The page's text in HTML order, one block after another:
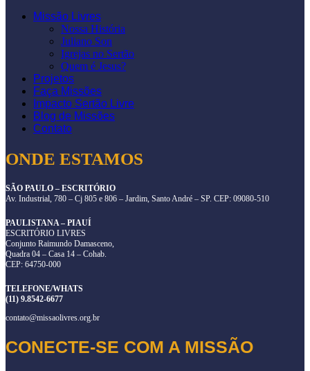
Missão Livres
Nossa História
Juliano Son
Igrejas no Sertão
Quem é Jesus?
Projetos
Faça Missões
Impacto Sertão Livre
Blog de Missões
Contato
ONDE ESTAMOS
SÃO PAULO – ESCRITÓRIO
Av. Industrial, 780 – Cj 805 e 806 – Jardim, Santo André – SP. CEP: 09080-510
PAULISTANA – PIAUÍ
ESCRITÓRIO LIVRES
Conjunto Raimundo Damasceno,
Quadra 04 – Casa 14 – Cohab.
CEP: 64750-000
TELEFONE/WHATS
(11) 9.8542-6677
contato@missaolivres.org.br
CONECTE-SE COM A MISSÃO